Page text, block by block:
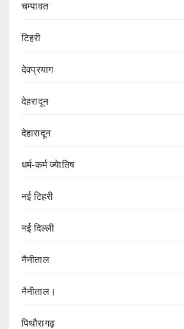
चम्पावत
टिहरी
देवप्रयाग
देहरादून
देहारादून
धर्म-कर्म ज्येातिष
नई टिहरी
नई दिल्ली
नैनीताल
नैनीताल।
पिथौरागढ़